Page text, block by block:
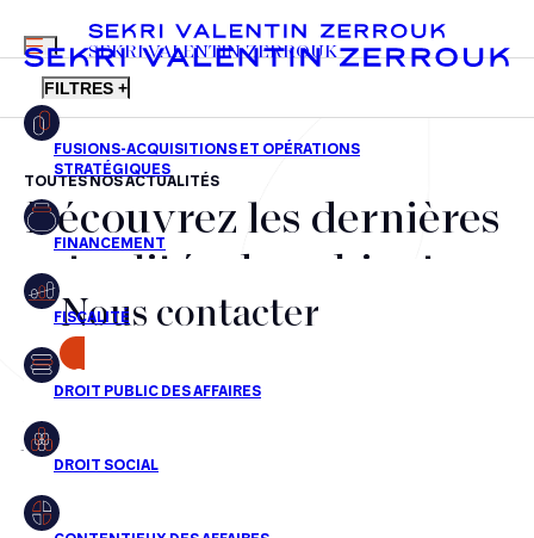
FR EN
MENU
SEKRI VALENTIN ZERROUK
FILTRES +
Fusions-acquisitions et opérations stratégiques
Financement
Fiscalité
Droit public des affaires
Droit social
Droit immobilier
TOUTES NOS ACTUALITÉS
Découvrez les dernières
actualités du cabinet,
nos récompenses et nos
transactions, jour après
jour
Aucun résultats pour cette recherche
Nous contacter